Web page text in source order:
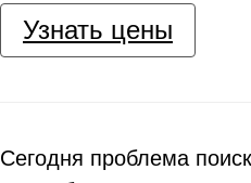
Узнать цены
Сегодня проблема